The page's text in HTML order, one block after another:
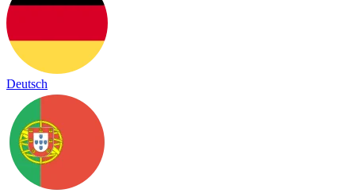
Deutsch